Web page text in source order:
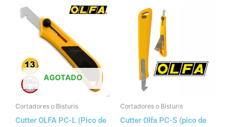
AGOTADO
Cortadores o Bisturis
Cutter OLFA PC-L (Pico de
Cortadores o Bisturis
Cutter Olfa PC-S (pico de